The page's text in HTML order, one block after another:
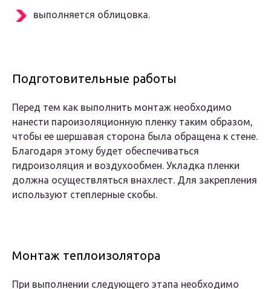
выполняется облицовка.
Подготовительные работы
Перед тем как выполнить монтаж необходимо
нанести пароизоляционную пленку таким образом,
чтобы ее шершавая сторона была обращена к стене.
Благодаря этому будет обеспечиваться
гидроизоляция и воздухообмен. Укладка пленки
должна осуществляться внахлест. Для закрепления
используют степлерные скобы.
Монтаж теплоизолятора
При выполнении следующего этапа необходимо